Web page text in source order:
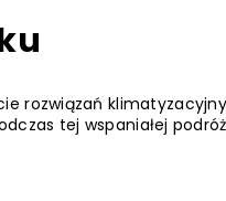
rozwiązań
tej wspaniałej